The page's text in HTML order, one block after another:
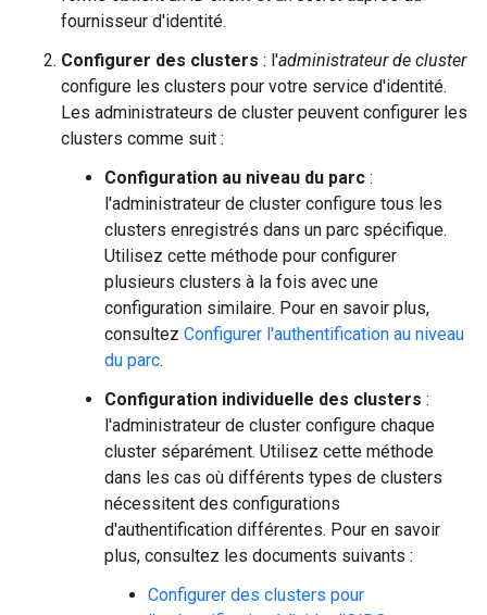
fournisseur d'identité.
Configurer des clusters : l'administrateur de cluster
configure les clusters pour votre service d'identité.
Les administrateurs de cluster peuvent configurer les
clusters comme suit :
Configuration au niveau du parc :
l'administrateur de cluster configure tous les
clusters enregistrés dans un parc spécifique.
Utilisez cette méthode pour configurer
plusieurs clusters à la fois avec une
configuration similaire. Pour en savoir plus,
consultez Configurer l'authentification au niveau
du parc.
Configuration individuelle des clusters :
l'administrateur de cluster configure chaque
cluster séparément. Utilisez cette méthode
dans les cas où différents types de clusters
nécessitent des configurations
d'authentification différentes. Pour en savoir
plus, consultez les documents suivants :
Configurer des clusters pour